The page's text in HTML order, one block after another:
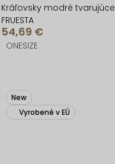
Kráľovsky modré
FRUESTA
54,69 €
ONESIZE
New
Vyrobené v EÚ